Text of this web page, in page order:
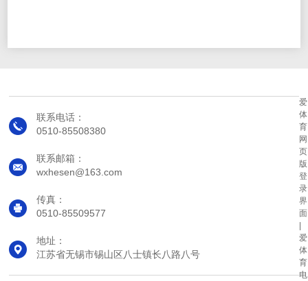
联系电话：
0510-85508380
联系邮箱：
wxhesen@163.com
传真：
0510-85509577
地址：
江苏省无锡市锡山区八士镇长八路八号
爱
体
育
网
页
版
登
录
界
面
|
爱
体
育
电